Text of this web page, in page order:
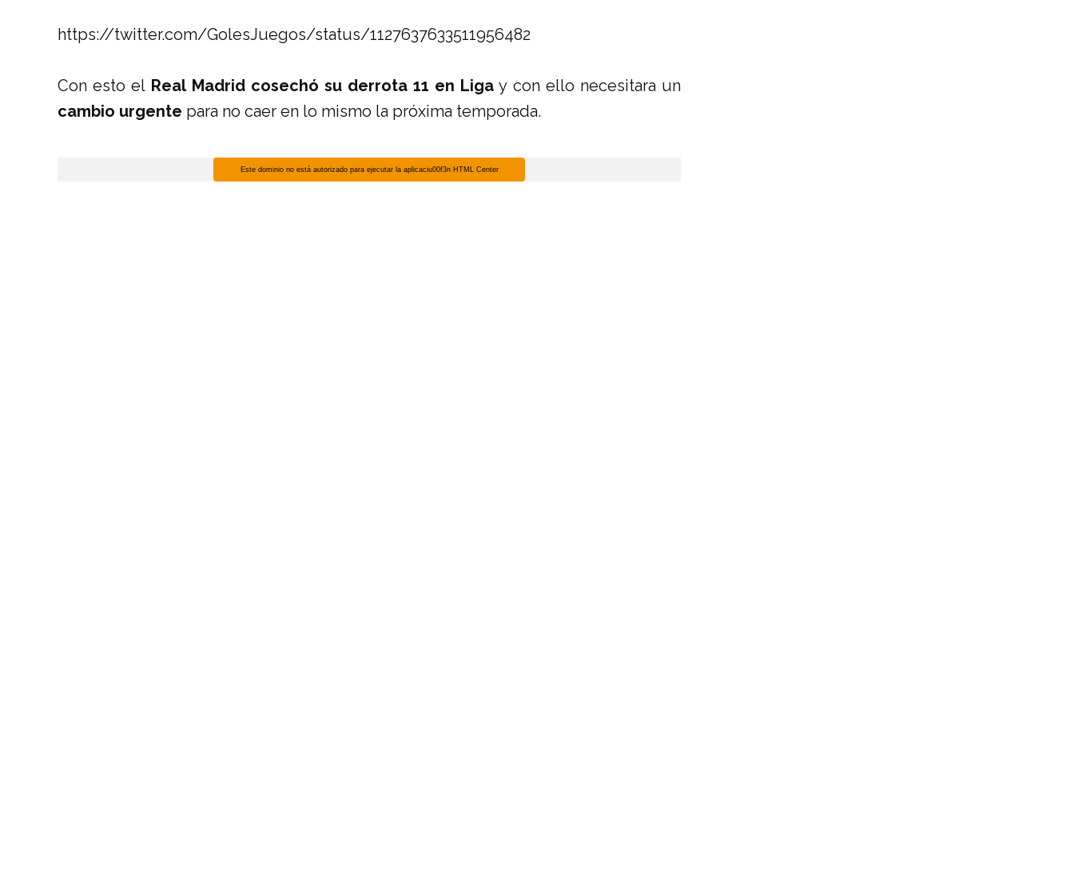
https://twitter.com/GolesJuegos/status/1127637633511956482
Con esto el Real Madrid cosechó su derrota 11 en Liga y con ello necesitara un
cambio urgente para no caer en lo mismo la próxima temporada.